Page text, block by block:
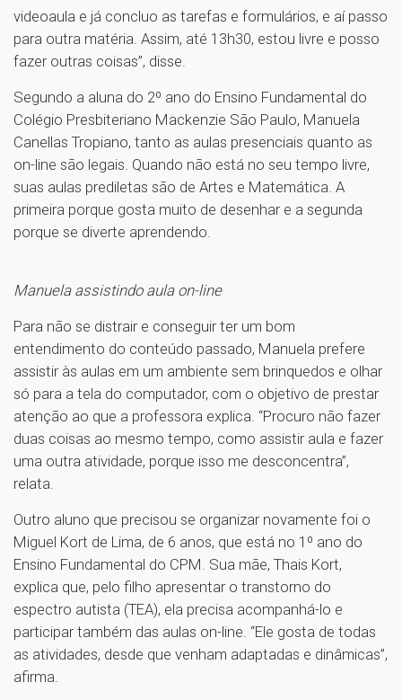
videoaula e já concluo as tarefas e formulários, e aí passo
para outra matéria. Assim, até 13h30, estou livre e posso
fazer outras coisas”, disse.
Segundo a aluna do 2º ano do Ensino Fundamental do
Colégio Presbiteriano Mackenzie São Paulo, Manuela
Canellas Tropiano, tanto as aulas presenciais quanto as
on-line são legais. Quando não está no seu tempo livre,
suas aulas prediletas são de Artes e Matemática. A
primeira porque gosta muito de desenhar e a segunda
porque se diverte aprendendo.
Manuela assistindo aula on-line
Para não se distrair e conseguir ter um bom
entendimento do conteúdo passado, Manuela prefere
assistir às aulas em um ambiente sem brinquedos e olhar
só para a tela do computador, com o objetivo de prestar
atenção ao que a professora explica. “Procuro não fazer
duas coisas ao mesmo tempo, como assistir aula e fazer
uma outra atividade, porque isso me desconcentra”,
relata.
Outro aluno que precisou se organizar novamente foi o
Miguel Kort de Lima, de 6 anos, que está no 1º ano do
Ensino Fundamental do CPM. Sua mãe, Thais Kort,
explica que, pelo filho apresentar o transtorno do
espectro autista (TEA), ela precisa acompanhá-lo e
participar também das aulas on-line. “Ele gosta de todas
as atividades, desde que venham adaptadas e dinâmicas”,
afirma.